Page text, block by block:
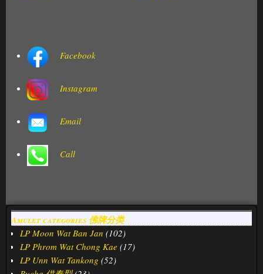
Facebook
Instagram
Email
Call
Amulet categories 佛牌分类
LP Moon Wat Ban Jan (102)
LP Phrom Wat Chong Kae (17)
LP Unn Wat Tankong (52)